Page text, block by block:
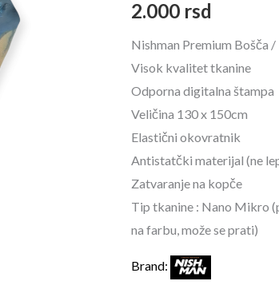
2.000 rsd
Nishman Premium Bošča
Visok kvalitet tkanine
Odporna digitalna štampa
Veličina 130 x 150cm
Elastični okovratnik
Antistatčki materijal (ne
Zatvaranje na kopče
Tip tkanine : Nano Mikro
na farbu, može se prati)
Brand:
količina